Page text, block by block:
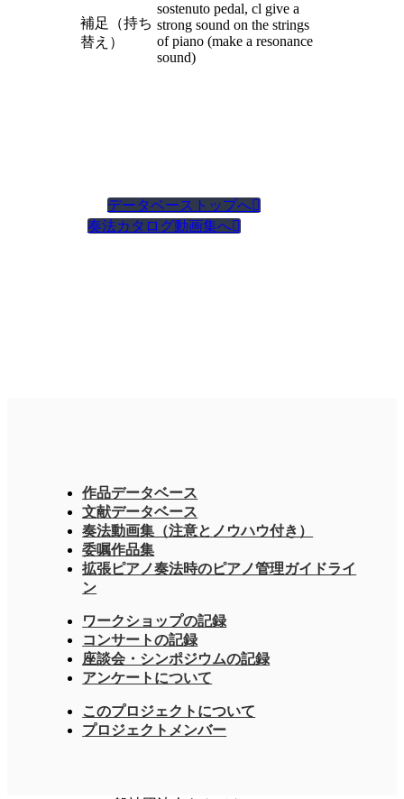
補足（持ち
替え）
sostenuto pedal, cl give a
strong sound on the strings
of piano (make a resonance
sound)
データベーストップへ
奏法カタログ動画集へ
作品データベース
文献データベース
奏法動画集（注意とノウハウ付き）
委嘱作品集
拡張ピアノ奏法時のピアノ管理ガイドライ
ン
ワークショップの記録
コンサートの記録
座談会・シンポジウムの記録
アンケートについて
このプロジェクトについて
プロジェクトメンバー